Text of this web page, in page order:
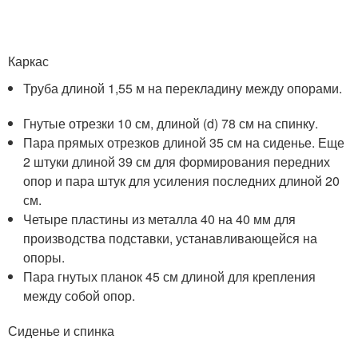
Каркас
Труба длиной 1,55 м на перекладину между опорами.
Гнутые отрезки 10 см, длиной (d) 78 см на спинку.
Пара прямых отрезков длиной 35 см на сиденье. Еще
2 штуки длиной 39 см для формирования передних
опор и пара штук для усиления последних длиной 20
см.
Четыре пластины из металла 40 на 40 мм для
производства подставки, устанавливающейся на
опоры.
Пара гнутых планок 45 см длиной для крепления
между собой опор.
Сиденье и спинка